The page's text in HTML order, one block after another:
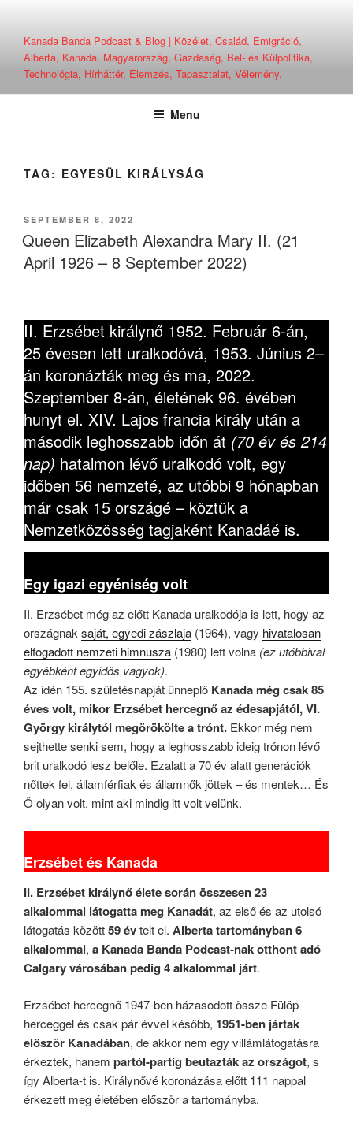
contentKanada Banda Podcast & Blog | Közélet, Család, Emigráció,
Alberta, Kanada, Magyarország, Gazdaság, Bel- és Külpolitika,
Technológia, Hírháttér, Elemzés, Tapasztalat, Vélemény.
Menu
TAG: EGYESÜL KIRÁLYSÁG
POSTED
ON
SEPTEMBER 8, 2022
Queen Elizabeth Alexandra Mary II. (21
April 1926 – 8 September 2022)
II. Erzsébet királynő 1952. Február 6-án,
25 évesen lett uralkodóvá, 1953. Június 2–
án koronázták meg és ma, 2022.
Szeptember 8-án, életének 96. évében
hunyt el. XIV. Lajos francia király után a
második leghosszabb időn át (70 év és 214
nap) hatalmon lévő uralkodó volt, egy
időben 56 nemzeté, az utóbbi 9 hónapban
már csak 15 országé – köztük a
Nemzetközösség tagjaként Kanadáé is.
Egy igazi egyéniség volt
II. Erzsébet még az előtt Kanada uralkodója is lett, hogy az
országnaksaját, egyedi zászlaja (1964), vagy hivatalosan
elfogadott nemzeti himnusza (1980) lett volna (ez utóbbival
egyébként egyidős vagyok).
Az idén 155. születésnapját ünneplő Kanada még csak 85
éves volt, mikor Erzsébet hercegnő az édesapjától, VI.
György királytól megörökölte a trónt. Ekkor még nem
sejthette senki sem, hogy a leghosszabb ideig trónon lévő
brit uralkodó lesz belőle. Ezalatt a 70 év alatt generációk
nőttek fel, államférfiak és államnők jöttek – és mentek… És
Ő olyan volt, mint aki mindig itt volt velünk.
Erzsébet és Kanada
II. Erzsébet királynő élete során összesen 23
alkalommal látogatta meg Kanadát, az első és az utolsó
látogatás között59 évtelt el. Alberta tartományban 6
alkalommal, a Kanada Banda Podcast-nak otthont adó
Calgary városában pedig 4 alkalommal járt.
Erzsébet hercegnő 1947-ben házasodott össze Fülöp
herceggel és csak pár évvel később, 1951-ben jártak
először Kanadában, de akkor nem egy villámlátogatásra
érkeztek, hanem partól-partig beutazták az országot, s
így Alberta-t is. Királynővé koronázása előtt 111 nappal
érkezett meg életében először a tartományba.